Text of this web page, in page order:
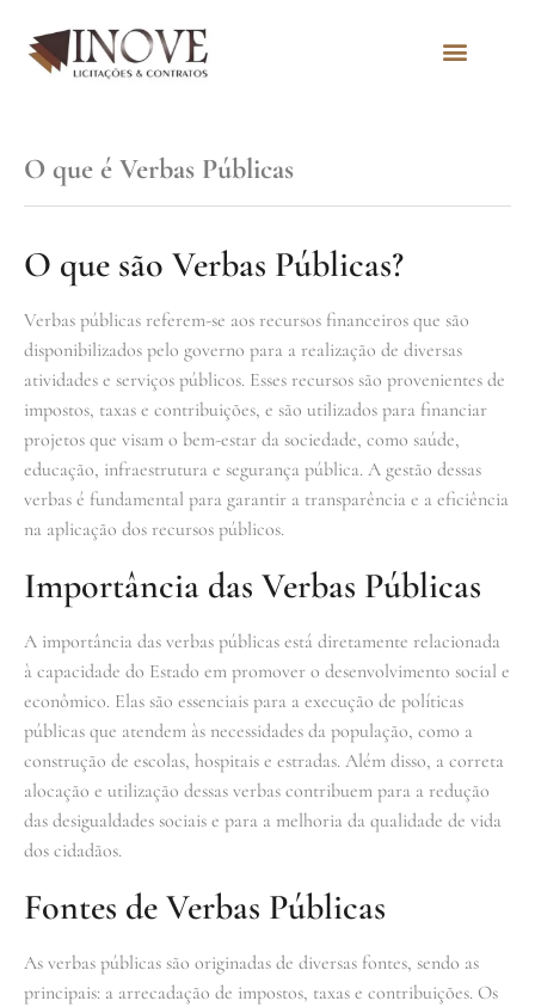
O que é Verbas Públicas
O que são Verbas Públicas?
Verbas públicas referem-se aos recursos financeiros que são
disponibilizados pelo governo para a realização de diversas
atividades e serviços públicos. Esses recursos são provenientes de
impostos, taxas e contribuições, e são utilizados para financiar
projetos que visam o bem-estar da sociedade, como saúde,
educação, infraestrutura e segurança pública. A gestão dessas
verbas é fundamental para garantir a transparência e a eficiência
na aplicação dos recursos públicos.
Importância das Verbas Públicas
A importância das verbas públicas está diretamente relacionada
à capacidade do Estado em promover o desenvolvimento social e
econômico. Elas são essenciais para a execução de políticas
públicas que atendem às necessidades da população, como a
construção de escolas, hospitais e estradas. Além disso, a correta
alocação e utilização dessas verbas contribuem para a redução
das desigualdades sociais e para a melhoria da qualidade de vida
dos cidadãos.
Fontes de Verbas Públicas
As verbas públicas são originadas de diversas fontes, sendo as
principais: a arrecadação de impostos, taxas e contribuições. Os